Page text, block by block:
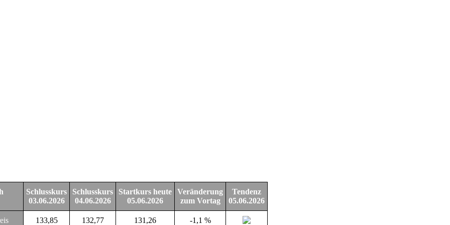
Schlusskurs
03.06.2026
Schlusskurs
04.06.2026
Startkurs heute
05.06.2026
Veränderung
zum Vortag
Tendenz
05.06.2026
133,85 132,77 131,26 -1,1 %